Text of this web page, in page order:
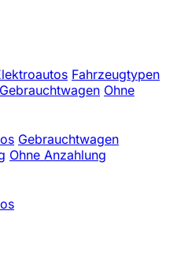
Fahrzeugtypen
Gebrauchtwagen Ohne
Gebrauchtwagen
Ohne Anzahlung